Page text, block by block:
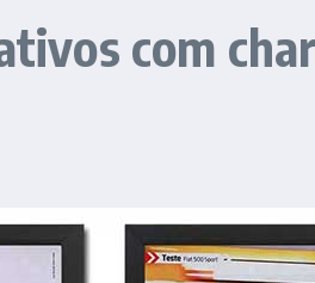
com